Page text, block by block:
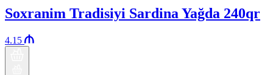
Soxranim Tradisiyi Sardina Yağda 240qr
4.15